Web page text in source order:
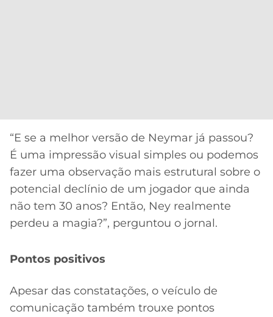
“E se a melhor versão de Neymar já passou?
É uma impressão visual simples ou podemos
fazer uma observação mais estrutural sobre o
potencial declínio de um jogador que ainda
não tem 30 anos? Então, Ney realmente
perdeu a magia?”, perguntou o jornal.
Pontos positivos
Apesar das constatações, o veículo de
comunicação também trouxe pontos